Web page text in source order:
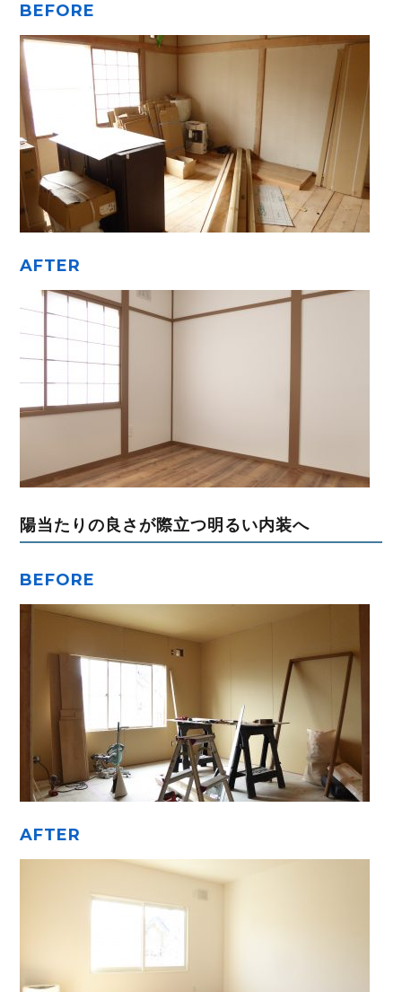
BEFORE
AFTER
陽当たりの良さが際立つ明るい内装へ
BEFORE
AFTER